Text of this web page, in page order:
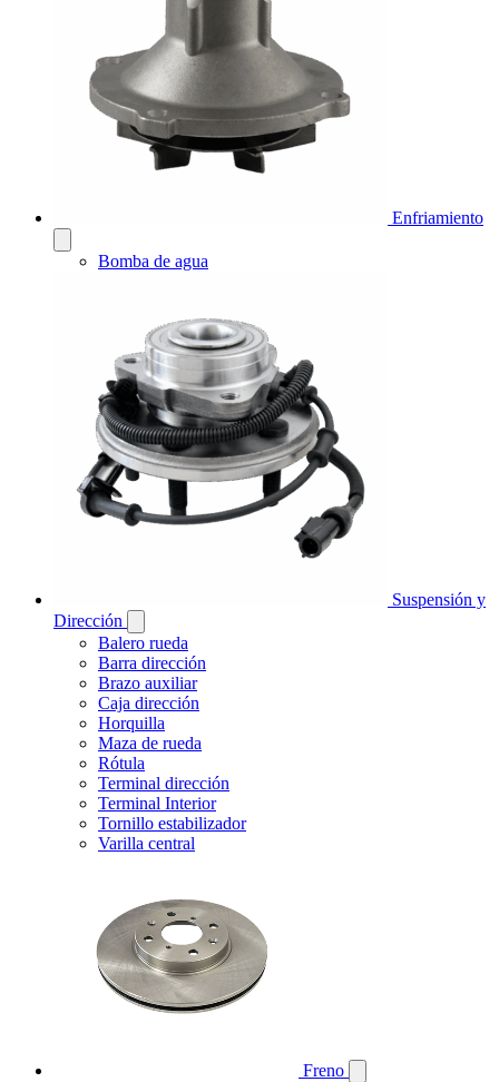
Enfriamiento
Bomba de agua
Suspensión y
Dirección
Balero rueda
Barra dirección
Brazo auxiliar
Caja dirección
Horquilla
Maza de rueda
Rótula
Terminal dirección
Terminal Interior
Tornillo estabilizador
Varilla central
Freno